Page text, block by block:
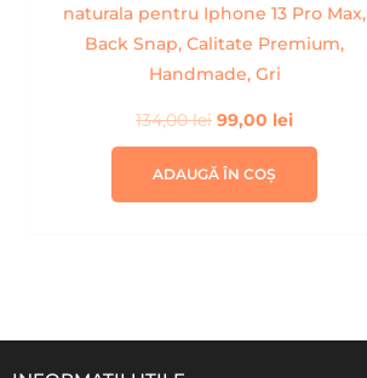
naturala pentru Iphone 13 Pro Max,
Back Snap, Calitate Premium,
Handmade, Gri
134,00lei 99,00 lei
ADAUGĂ ÎN COȘ